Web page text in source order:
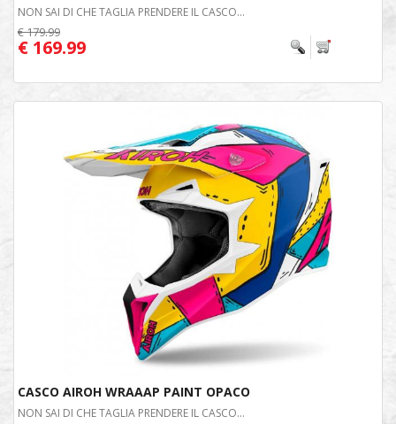
NON SAI DI CHE TAGLIA PRENDERE IL CASCO...
€ 179.99
€ 169.99
CASCO AIROH WRAAAP PAINT OPACO
NON SAI DI CHE TAGLIA PRENDERE IL CASCO...